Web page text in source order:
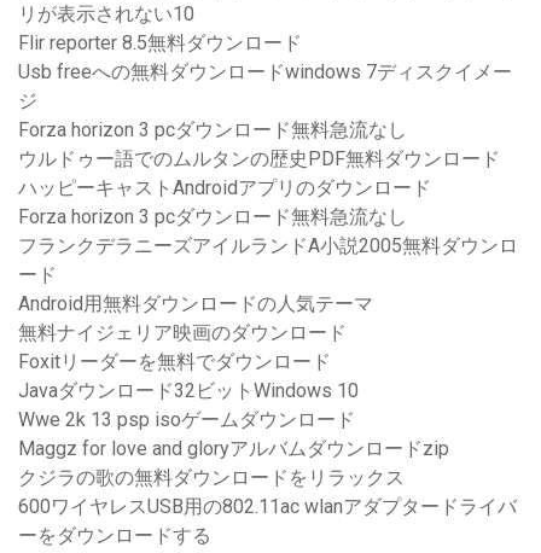
リが表示されない10
Flir reporter 8.5無料ダウンロード
Usb freeへの無料ダウンロードwindows 7ディスクイメー
ジ
Forza horizo​​n 3 pcダウンロード無料急流なし
ウルドゥー語でのムルタンの歴史PDF無料ダウンロード
ハッピーキャストAndroidアプリのダウンロード
Forza horizo​​n 3 pcダウンロード無料急流なし
フランクデラニーズアイルランドA小説2005無料ダウンロ
ード
Android用無料ダウンロードの人気テーマ
無料ナイジェリア映画のダウンロード
Foxitリーダーを無料でダウンロード
Javaダウンロード32ビットWindows 10
Wwe 2k 13 psp isoゲームダウンロード
Maggz for love and gloryアルバムダウンロードzip
クジラの歌の無料ダウンロードをリラックス
600ワイヤレスUSB用の802.11ac wlanアダプタードライバ
ーをダウンロードする